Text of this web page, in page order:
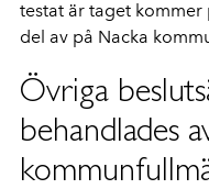
testat är taget
del av på Nacka
Övriga
behandlades